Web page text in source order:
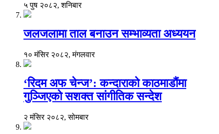
५ पुष २०८२, शनिबार
जलजलामा ताल बनाउन सम्भाव्यता अध्ययन
१० मंसिर २०८२, मंगलवार
‘रिदम अफ चेन्ज’: कन्दाराको काठमाडौंमा
गुञ्जिएको सशक्त सांगीतिक सन्देश
२ मंसिर २०८२, सोमबार